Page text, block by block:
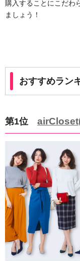
購入することにこだわ
ましょう！
おすすめラン
第1位